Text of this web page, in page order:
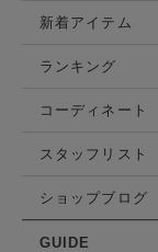
新着アイテム
ランキング
コーディネート
スタッフリスト
ショップブログ
GUIDE